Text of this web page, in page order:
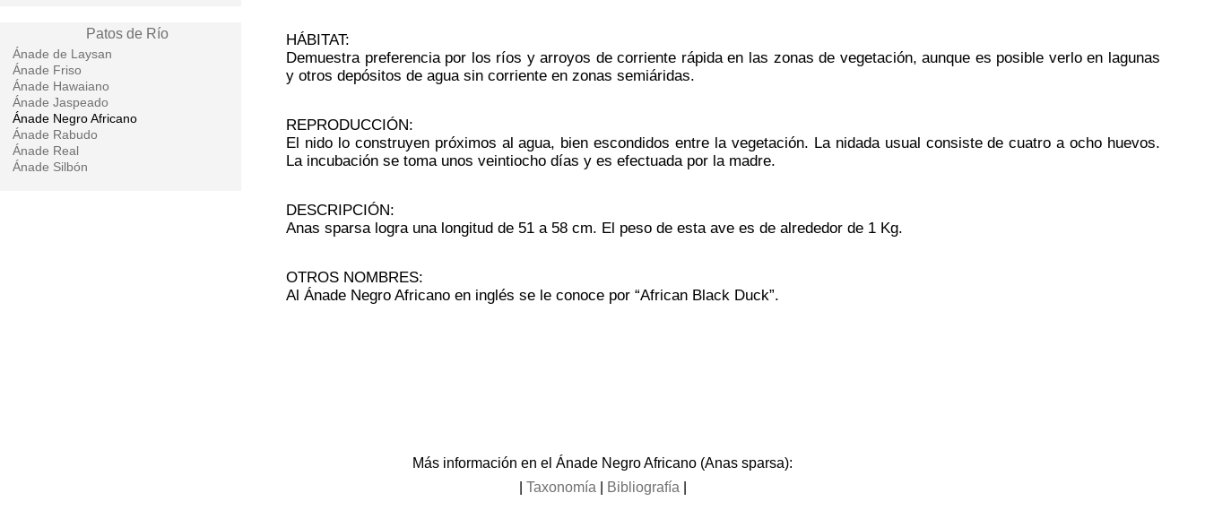
Patos de Río
Ánade de Laysan
Ánade Friso
Ánade Hawaiano
Ánade Jaspeado
Ánade Negro Africano
Ánade Rabudo
Ánade Real
Ánade Silbón
HÁBITAT:
Demuestra preferencia por los ríos y arroyos de corriente rápida en las zonas de vegetación, aunque es posible verlo en lagunas
y otros depósitos de agua sin corriente en zonas semiáridas.
REPRODUCCIÓN:
El nido lo construyen próximos al agua, bien escondidos entre la vegetación. La nidada usual consiste de cuatro a ocho huevos.
La incubación se toma unos veintiocho días y es efectuada por la madre.
DESCRIPCIÓN:
Anas sparsa logra una longitud de 51 a 58 cm. El peso de esta ave es de alrededor de 1 Kg.
OTROS NOMBRES:
Al Ánade Negro Africano en inglés se le conoce por “African Black Duck”.
Más información en el Ánade Negro Africano (Anas sparsa):
Taxonomía Bibliografía